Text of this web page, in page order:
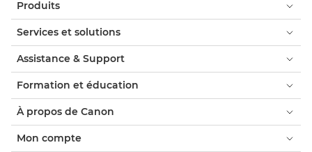
Produits
Services et solutions
Assistance & Support
Formation et éducation
À propos de Canon
Mon compte